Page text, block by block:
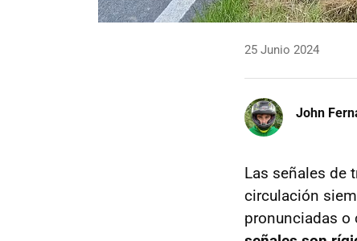
25 Junio 2024
John
Las señales de
circulación
pronunciadas o